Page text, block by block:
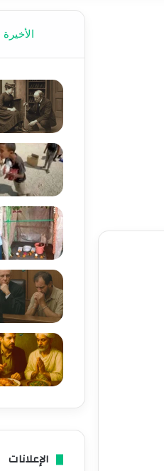
الأخيرة
الإعلانات